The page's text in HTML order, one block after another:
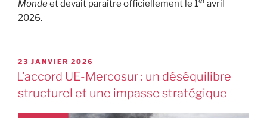
Mondeet devait paraître officiellement le 1
avril
2026.
23 JANVIER 2026
L’accord UE-Mercosur : un déséquilibre
structurel et une impasse stratégique